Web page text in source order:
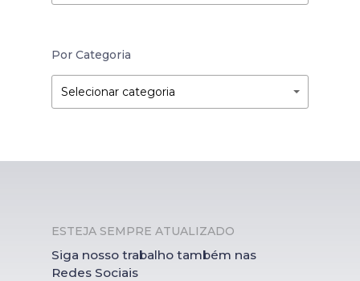
Por Categoria
Por
Categoria
Selecionar categoria
Categoria
ESTEJA SEMPRE ATUALIZADO
Siga nosso trabalho também nas
Redes Sociais